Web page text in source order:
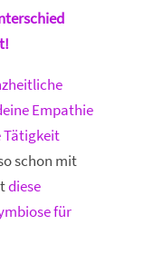
Empathie
Tätigkeit
schon mit
diese
für